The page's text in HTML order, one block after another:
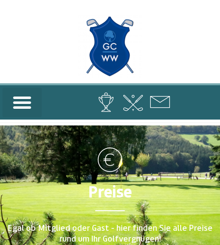
Preise
Egal ob Mitglied oder Gast - hier finden Sie alle Preise
rund um Ihr Golfvergnügen!